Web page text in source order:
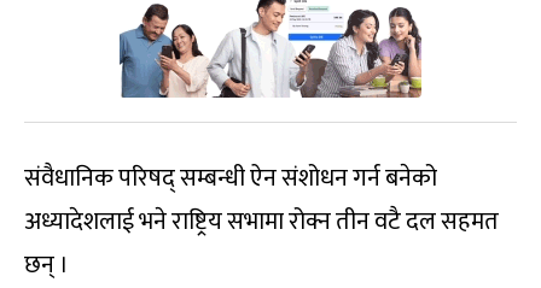
संवैधानिक परिषद् सम्बन्धी ऐन संशोधन गर्न बनेको
अध्यादेशलाई भने राष्ट्रिय सभामा रोक्न तीन वटै दल सहमत
छन् ।